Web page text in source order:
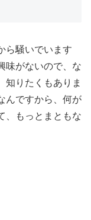
ら騒いでいます
味がないので、な
知りたくもありま
んですから、何が
、もっとまともな